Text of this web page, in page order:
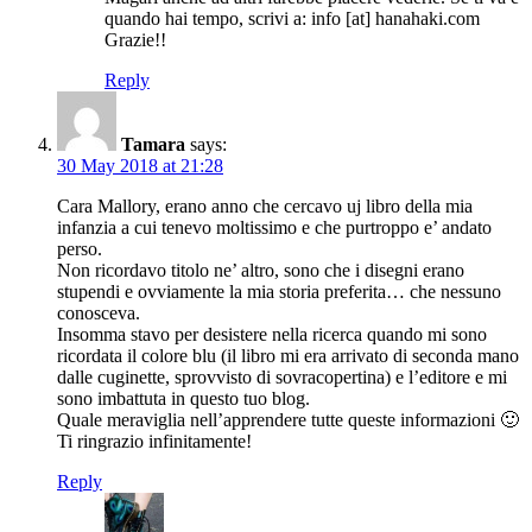
quando hai tempo, scrivi a: info [at] hanahaki.com
Grazie!!
Reply
Tamara says:
30 May 2018 at 21:28
Cara Mallory, erano anno che cercavo uj libro della mia
infanzia a cui tenevo moltissimo e che purtroppo e’ andato
perso.
Non ricordavo titolo ne’ altro, sono che i disegni erano
stupendi e ovviamente la mia storia preferita… che nessuno
conosceva.
Insomma stavo per desistere nella ricerca quando mi sono
ricordata il colore blu (il libro mi era arrivato di seconda mano
dalle cuginette, sprovvisto di sovracopertina) e l’editore e mi
sono imbattuta in questo tuo blog.
Quale meraviglia nell’apprendere tutte queste informazioni 🙂
Ti ringrazio infinitamente!
Reply